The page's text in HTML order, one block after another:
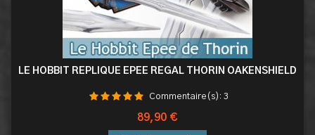
LE HOBBIT REPLIQUE EPEE REGAL THORIN OAKENSHIELD
Commentaire(s): 3
Prix
89,90 €